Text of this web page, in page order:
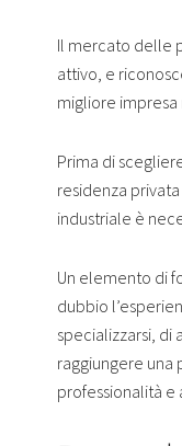
Il mercato delle
attivo, e
migliore impresa
Prima di
residenza
industriale è
Un elemento di
dubbio
specializzarsi, di
raggiungere una
professionalità